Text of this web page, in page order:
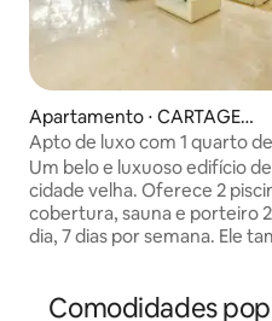
Apartamento ⋅ CARTAGEN
A
Apto de luxo com 1 quarto
cidade antiga
Um belo e luxuoso edifício
cidade velha. Oferece 2
cobertura, sauna e porteiro
dia, 7 dias por semana. Ele
localização lhe dá acesso a
Comodidades